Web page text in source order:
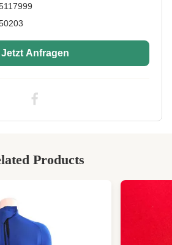
Rot, Blau usw., akzeptieren Sie
und Polychloropren ohne Geruch
aus Neopren
Jetzt Anfragen
Products